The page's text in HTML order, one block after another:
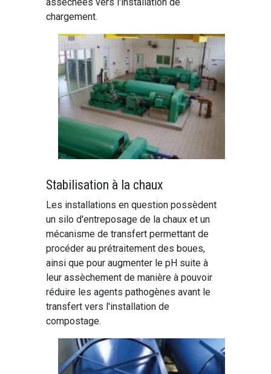
chargement.
Stabilisation à la chaux
Les installations en question possèdent
un silo d'entreposage de la chaux et un
mécanisme de transfert permettant de
procéder au prétraitement des boues,
ainsi que pour augmenter le pH suite à
leur assèchement de manière à pouvoir
réduire les agents pathogènes avant le
transfert vers l'installation de
compostage.